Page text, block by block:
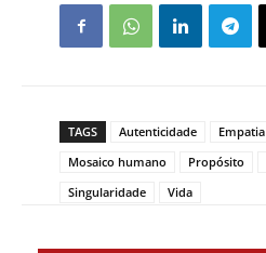
TAGS Autenticidade Empatia
Mosaico humano
Propósito
Singularidade
Vida